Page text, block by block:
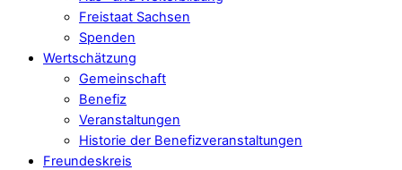
Freistaat Sachsen
Spenden
Wertschätzung
Gemeinschaft
Benefiz
Veranstaltungen
Historie der Benefizveranstaltungen
Freundeskreis